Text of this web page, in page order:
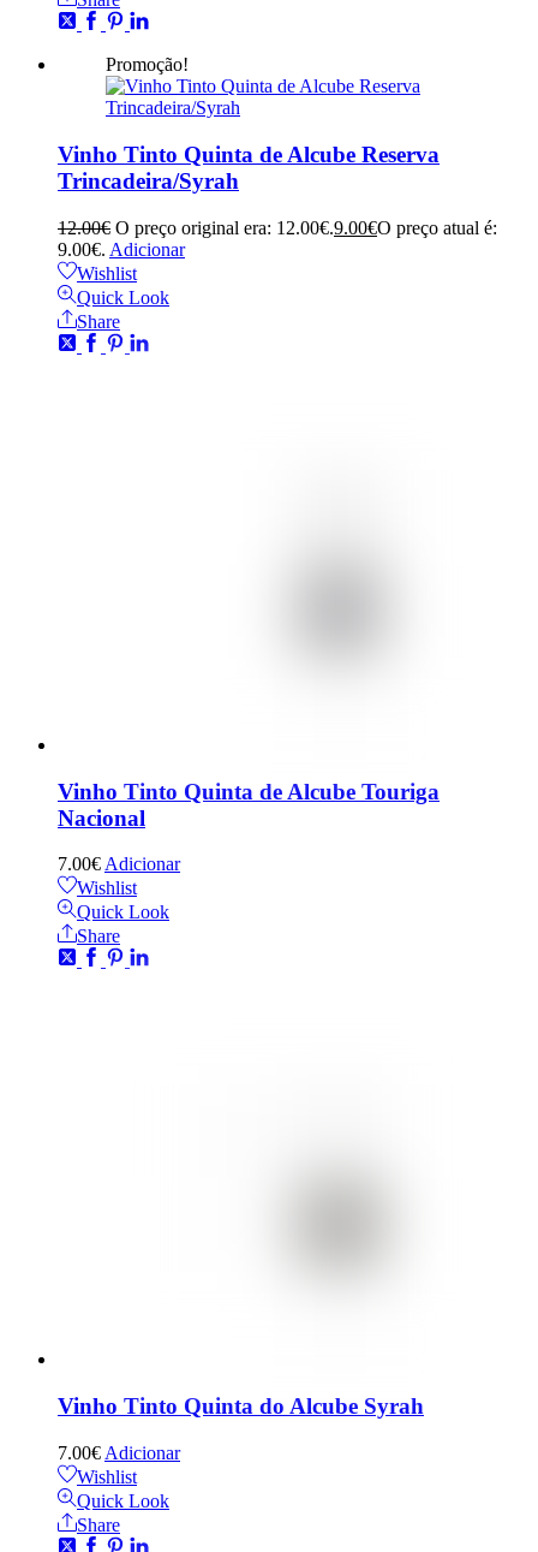
Promoção!
Vinho Tinto Quinta de Alcube Reserva
Trincadeira/Syrah
12.00€ O preço original era: 12.00€.9.00€O preço atual é:
9.00€. Adicionar
Wishlist
Quick Look
Share
Vinho Tinto Quinta de Alcube Touriga
Nacional
7.00€ Adicionar
Wishlist
Quick Look
Share
Vinho Tinto Quinta do Alcube Syrah
7.00€ Adicionar
Wishlist
Quick Look
Share